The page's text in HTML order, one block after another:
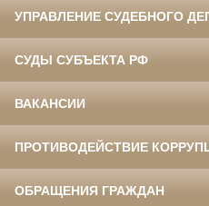
УПРАВЛЕНИЕ СУДЕБНОГО
СУДЫ СУБЪЕКТА РФ
ВАКАНСИИ
ПРОТИВОДЕЙСТВИЕ
ОБРАЩЕНИЯ ГРАЖДАН